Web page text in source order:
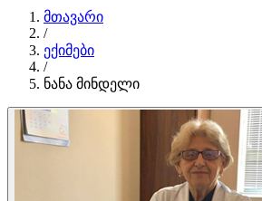
მთავარი
/
ექიმები
/
ნანა მინდელი